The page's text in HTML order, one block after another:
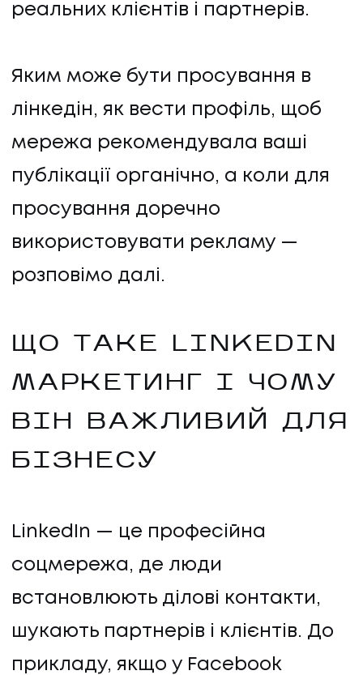
реальних клієнтів і партнерів.
Яким може бути просування в
лінкедін, як вести профіль, щоб
мережа рекомендувала ваші
публікації органічно, а коли для
просування доречно
використовувати рекламу —
розповімо далі.
ЩО ТАКЕ LINKEDIN
МАРКЕТИНГ І ЧОМУ
ВІН ВАЖЛИВИЙ ДЛЯ
БІЗНЕСУ
LinkedIn — це професійна
соцмережа, де люди
встановлюють ділові контакти,
шукають партнерів і клієнтів. До
прикладу, якщо у Facebook